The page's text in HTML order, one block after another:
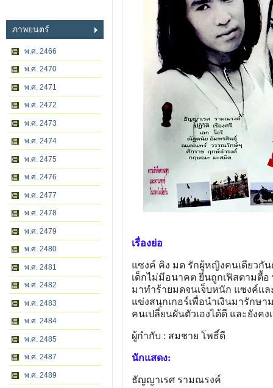
ภาพยนตร์
พ.ศ. 2466
พ.ศ. 2470
พ.ศ. 2471
พ.ศ. 2472
พ.ศ. 2473
พ.ศ. 2474
พ.ศ. 2475
พ.ศ. 2476
พ.ศ. 2477
พ.ศ. 2478
พ.ศ. 2479
พ.ศ. 2480
พ.ศ. 2481
พ.ศ. 2482
พ.ศ. 2483
พ.ศ. 2484
พ.ศ. 2485
พ.ศ. 2487
พ.ศ. 2489
เรื่องย่อ
แซงค์ คิง มด รักผู้หญิงคนเดียวกั
เด็กไม่มีอนาคต ยีนถูกเฟิสตามตื้อ
มาทำร้ายมดจนเจ็บหนัก แซงค์แล
แข่งสนุกเกอร์เพื่อนำเงินมารักษ
คนเปลี่ยนผันตัวเองได้ดี และยังค
ผู้กำกับ : สมชาย โพธิ์ดี
นักแสดง:
ธัญญาเรศ รามณรงค์